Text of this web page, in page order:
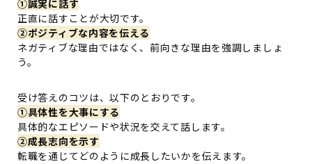
①誠実に話す
正直に話すことが大切です。
②ポジティブな内容を伝える
ネガティブな理由ではなく、前向きな理由を強調しましょ
う。
受け答えのコツは、以下のとおりです。
①具体性を大事にする
具体的なエピソードや状況を交えて話します。
②成長志向を示す
転職を通じてどのように成長したいかを伝えます。